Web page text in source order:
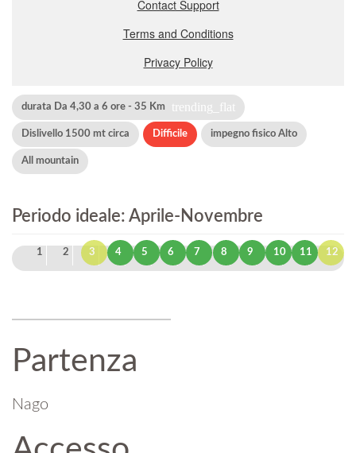
trending_flat
durata Da 4,30 a 6 ore - 35 Km
Dislivello 1500 mt circa Difficile impegno fisico Alto
All mountain
Periodo ideale: Aprile-Novembre
1 2 3 4 5 6 7 8 9 10 11 12
Partenza
Nago